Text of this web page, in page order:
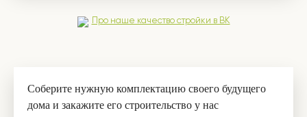
Про наше качество стройки в ВК
Соберите нужную комплектацию своего будущего
дома и закажите его строительство у нас